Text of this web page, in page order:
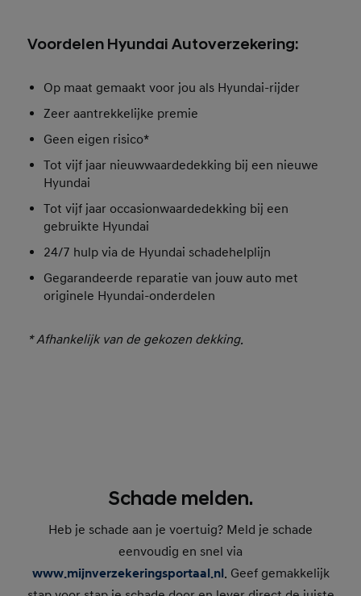
Voordelen Hyundai Autoverzekering:
Op maat gemaakt voor jou als Hyundai-rijder
Zeer aantrekkelijke premie
Geen eigen risico*
Tot vijf jaar nieuwwaardedekking bij een nieuwe
Hyundai
Tot vijf jaar occasionwaardedekking bij een
gebruikte Hyundai
24/7 hulp via de Hyundai schadehelplijn
Gegarandeerde reparatie van jouw auto met
originele Hyundai-onderdelen
* Afhankelijk van de gekozen dekking.
Schade melden.
Heb je schade aan je voertuig? Meld je schade
eenvoudig en snel via
www.mijnverzekeringsportaal.nl. Geef gemakkelijk